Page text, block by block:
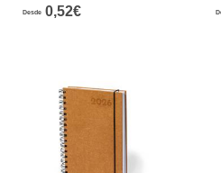
Desde 0,52€